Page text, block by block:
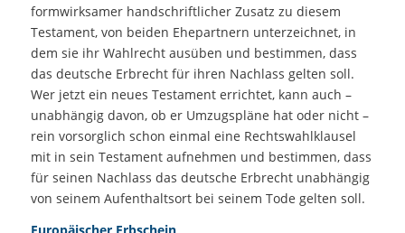
formwirksamer handschriftlicher Zusatz zu diesem
Testament, von beiden Ehepartnern unterzeichnet, in
dem sie ihr Wahlrecht ausüben und bestimmen, dass
das deutsche Erbrecht für ihren Nachlass gelten soll.
Wer jetzt ein neues Testament errichtet, kann auch –
unabhängig davon, ob er Umzugspläne hat oder nicht –
rein vorsorglich schon einmal eine Rechtswahlklausel
mit in sein Testament aufnehmen und bestimmen, dass
für seinen Nachlass das deutsche Erbrecht unabhängig
von seinem Aufenthaltsort bei seinem Tode gelten soll.